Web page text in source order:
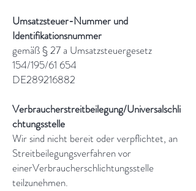
Umsatzsteuer-Nummer und
Identifikationsnummer
gemäß § 27 a Umsatzsteuergesetz
154/195/61 654
DE289216882
Verbraucherstreitbeilegung/Universalschli
chtungsstelle
Wir sind nicht bereit oder verpflichtet, an
Streitbeilegungsverfahren vor
einerVerbraucherschlichtungsstelle
teilzunehmen.